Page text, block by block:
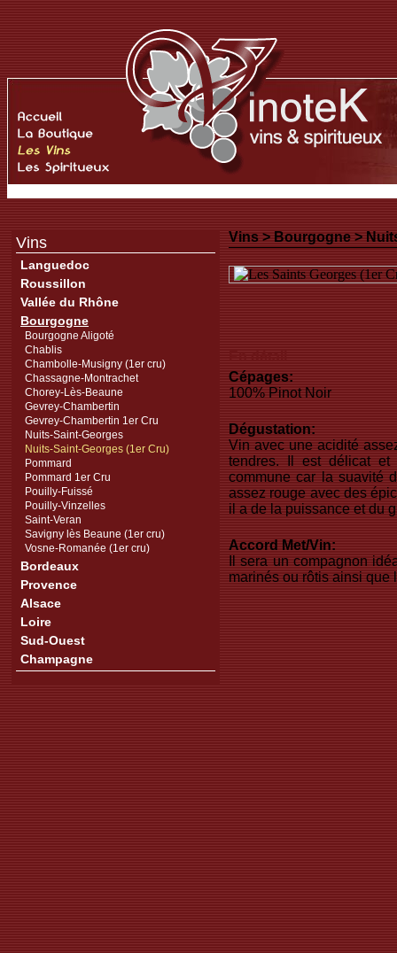
Vins
Languedoc
Roussillon
Vallée du Rhône
Bourgogne
Bourgogne Aligoté
Chablis
Chambolle-Musigny (1er cru)
Chassagne-Montrachet
Chorey-Lès-Beaune
Gevrey-Chambertin
Gevrey-Chambertin 1er Cru
Nuits-Saint-Georges
Nuits-Saint-Georges (1er Cru)
Pommard
Pommard 1er Cru
Pouilly-Fuissé
Pouilly-Vinzelles
Saint-Veran
Savigny lès Beaune (1er cru)
Vosne-Romanée (1er cru)
Bordeaux
Provence
Alsace
Loire
Sud-Ouest
Champagne
Vins > Bourgogne >
Cépages:
100% Pinot Noir
Dégustation:
Vin avec une acidité
tendres. Il est délicat et
commune car la suavité
assez rouge avec des
il a de la puissance et du
Accord Met/Vin:
Il sera un compagnon
marinés ou rôtis ainsi que